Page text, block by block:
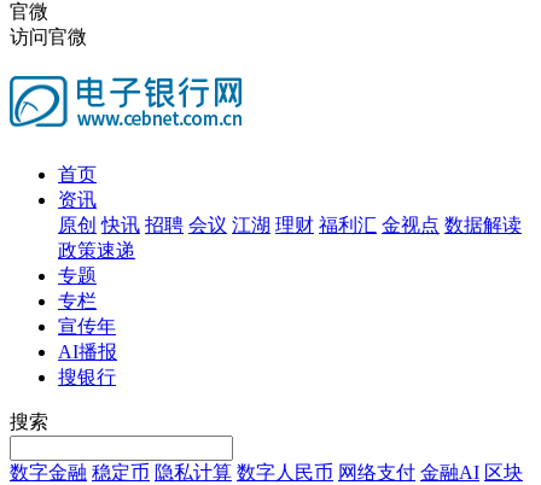
官微
访问官微
首页
资讯
原创 快讯 招聘 会议 江湖 理财 福利汇 金视点 数据解读
政策速递
专题
专栏
宣传年
AI播报
搜银行
搜索
数字金融 稳定币 隐私计算 数字人民币 网络支付 金融AI 区块